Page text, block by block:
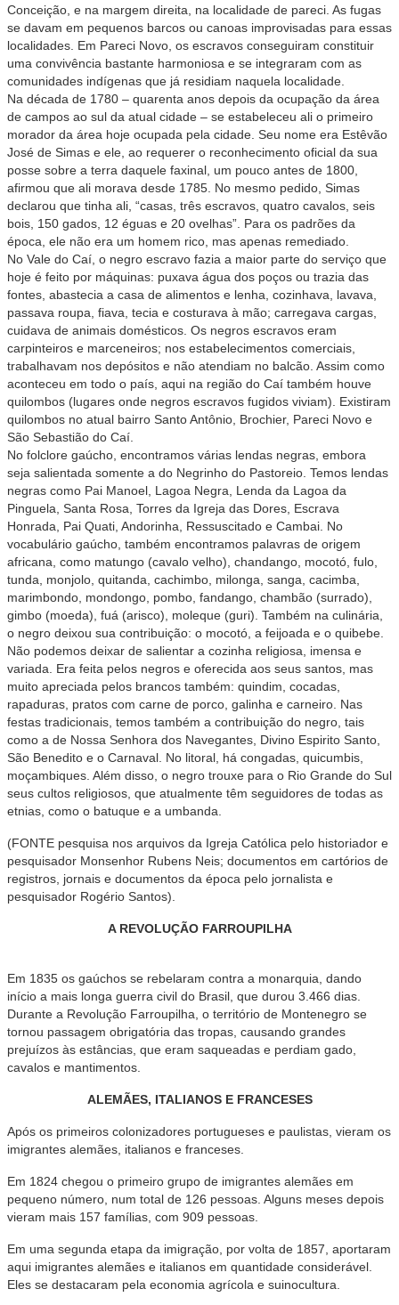
Conceição, e na margem direita, na localidade de pareci. As fugas
se davam em pequenos barcos ou canoas improvisadas para essas
localidades. Em Pareci Novo, os escravos conseguiram constituir
uma convivência bastante harmoniosa e se integraram com as
comunidades indígenas que já residiam naquela localidade.
Na década de 1780 – quarenta anos depois da ocupação da área
de campos ao sul da atual cidade – se estabeleceu ali o primeiro
morador da área hoje ocupada pela cidade. Seu nome era Estêvão
José de Simas e ele, ao requerer o reconhecimento oficial da sua
posse sobre a terra daquele faxinal, um pouco antes de 1800,
afirmou que ali morava desde 1785. No mesmo pedido, Simas
declarou que tinha ali, “casas, três escravos, quatro cavalos, seis
bois, 150 gados, 12 éguas e 20 ovelhas”. Para os padrões da
época, ele não era um homem rico, mas apenas remediado.
No Vale do Caí, o negro escravo fazia a maior parte do serviço que
hoje é feito por máquinas: puxava água dos poços ou trazia das
fontes, abastecia a casa de alimentos e lenha, cozinhava, lavava,
passava roupa, fiava, tecia e costurava à mão; carregava cargas,
cuidava de animais domésticos. Os negros escravos eram
carpinteiros e marceneiros; nos estabelecimentos comerciais,
trabalhavam nos depósitos e não atendiam no balcão. Assim como
aconteceu em todo o país, aqui na região do Caí também houve
quilombos (lugares onde negros escravos fugidos viviam). Existiram
quilombos no atual bairro Santo Antônio, Brochier, Pareci Novo e
São Sebastião do Caí.
No folclore gaúcho, encontramos várias lendas negras, embora
seja salientada somente a do Negrinho do Pastoreio. Temos lendas
negras como Pai Manoel, Lagoa Negra, Lenda da Lagoa da
Pinguela, Santa Rosa, Torres da Igreja das Dores, Escrava
Honrada, Pai Quati, Andorinha, Ressuscitado e Cambai. No
vocabulário gaúcho, também encontramos palavras de origem
africana, como matungo (cavalo velho), chandango, mocotó, fulo,
tunda, monjolo, quitanda, cachimbo, milonga, sanga, cacimba,
marimbondo, mondongo, pombo, fandango, chambão (surrado),
gimbo (moeda), fuá (arisco), moleque (guri). Também na culinária,
o negro deixou sua contribuição: o mocotó, a feijoada e o quibebe.
Não podemos deixar de salientar a cozinha religiosa, imensa e
variada. Era feita pelos negros e oferecida aos seus santos, mas
muito apreciada pelos brancos também: quindim, cocadas,
rapaduras, pratos com carne de porco, galinha e carneiro. Nas
festas tradicionais, temos também a contribuição do negro, tais
como a de Nossa Senhora dos Navegantes, Divino Espirito Santo,
São Benedito e o Carnaval. No litoral, há congadas, quicumbis,
moçambiques. Além disso, o negro trouxe para o Rio Grande do Sul
seus cultos religiosos, que atualmente têm seguidores de todas as
etnias, como o batuque e a umbanda.
(FONTE pesquisa nos arquivos da Igreja Católica pelo historiador e
pesquisador Monsenhor Rubens Neis; documentos em cartórios de
registros, jornais e documentos da época pelo jornalista e
pesquisador Rogério Santos).
A REVOLUÇÃO FARROUPILHA
Em 1835 os gaúchos se rebelaram contra a monarquia, dando
início a mais longa guerra civil do Brasil, que durou 3.466 dias.
Durante a Revolução Farroupilha, o território de Montenegro se
tornou passagem obrigatória das tropas, causando grandes
prejuízos às estâncias, que eram saqueadas e perdiam gado,
cavalos e mantimentos.
ALEMÃES, ITALIANOS E FRANCESES
Após os primeiros colonizadores portugueses e paulistas, vieram os
imigrantes alemães, italianos e franceses.
Em 1824 chegou o primeiro grupo de imigrantes alemães em
pequeno número, num total de 126 pessoas. Alguns meses depois
vieram mais 157 famílias, com 909 pessoas.
Em uma segunda etapa da imigração, por volta de 1857, aportaram
aqui imigrantes alemães e italianos em quantidade considerável.
Eles se destacaram pela economia agrícola e suinocultura.